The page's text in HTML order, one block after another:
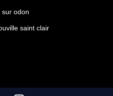
sur odon
saint clair